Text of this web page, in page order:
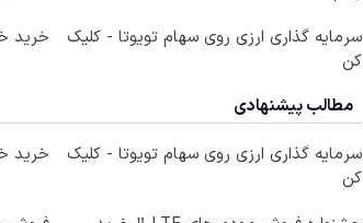
سرمایه گذاری ارزی روی سهام تویوتا - کلیک
کن
خرید
مطالب پیشنهادی
سرمایه گذاری ارزی روی سهام تویوتا - کلیک
کن
خرید